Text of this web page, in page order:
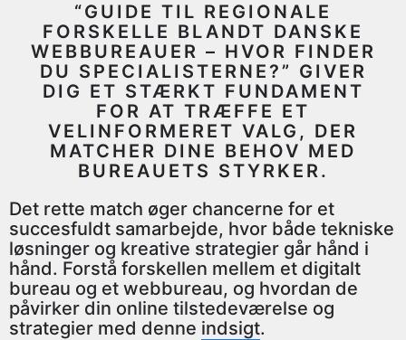
“GUIDE TIL REGIONALE
FORSKELLE BLANDT DANSKE
WEBBUREAUER – HVOR FINDER
DU SPECIALISTERNE?” GIVER
DIG ET STÆRKT FUNDAMENT
FOR AT TRÆFFE ET
VELINFORMERET VALG, DER
MATCHER DINE BEHOV MED
BUREAUETS STYRKER.
Det rette match øger chancerne for et
succesfuldt samarbejde, hvor både tekniske
løsninger og kreative strategier går hånd i
hånd. Forstå forskellen mellem et digitalt
bureau og et webbureau, og hvordan de
påvirker din online tilstedeværelse og
strategier med denne indsigt.